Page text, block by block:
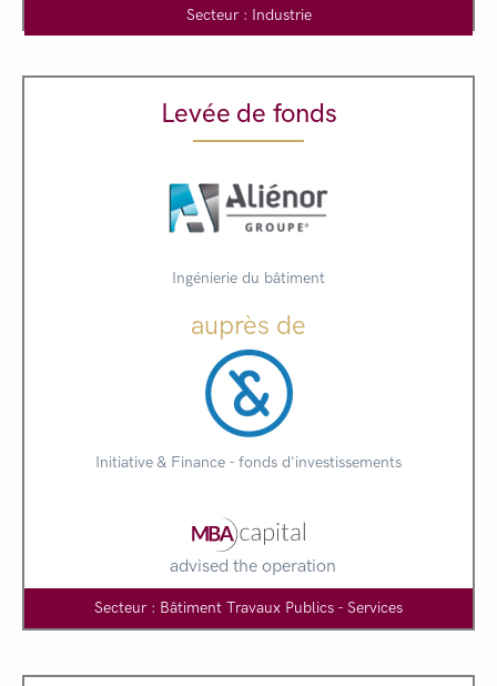
Secteur : Industrie
Levée de fonds
Ingénierie du bâtiment
auprès de
Initiative & Finance - fonds d'investissements
advised the operation
Secteur : Bâtiment Travaux Publics - Services